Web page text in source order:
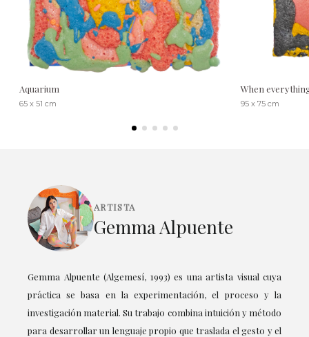
Aquarium
65 x 51 cm
When
95 x 75 cm
ARTISTA
Gemma Alpuente
Gemma Alpuente (Algemesí, 1993) es una artista visual cuya
práctica se basa en la experimentación, el proceso y la
investigación material. Su trabajo combina intuición y método
para desarrollar un lenguaje propio que traslada el gesto y el